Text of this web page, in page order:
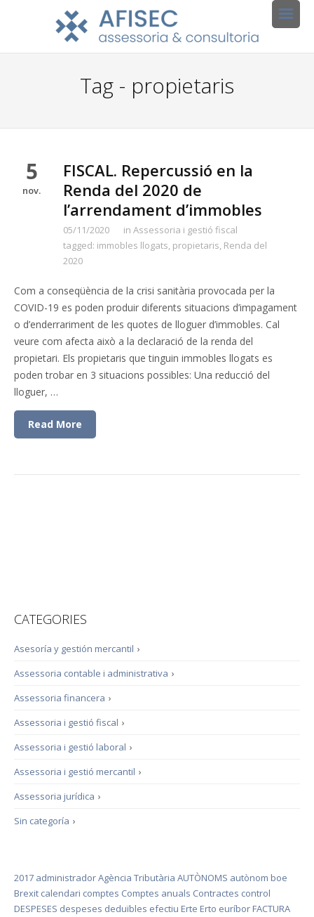
Tag - propietaris
5
nov.
FISCAL. Repercussió en la
Renda del 2020 de
l’arrendament d’immobles
05/11/2020 in Assessoria i gestió fiscal
tagged: immobles llogats, propietaris, Renda del
2020
Com a conseqüència de la crisi sanitària provocada per la
COVID-19 es poden produir diferents situacions d’impagament
o d’enderrariment de les quotes de lloguer d’immobles. Cal
veure com afecta això a la declaració de la renda del
propietari. Els propietaris que tinguin immobles llogats es
poden trobar en 3 situacions possibles: Una reducció del
lloguer, …
Read More
CATEGORIES
›
Asesoría y gestión mercantil
›
Assessoria contable i administrativa
›
Assessoria financera
›
Assessoria i gestió fiscal
›
Assessoria i gestió laboral
›
Assessoria i gestió mercantil
›
Assessoria jurídica
›
Sin categoría
2017 administradorAgència Tributària AUTÒNOMS autònom boe
Brexit calendari comptes Comptes anuals Contractes control
DESPESES despeses deduïbles efectiu Erte Erto euríbor FACTURA